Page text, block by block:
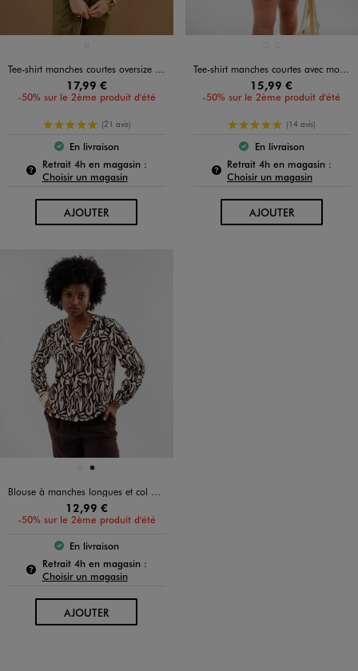
Tee-shirt manches courtes oversize en jersey épais femme
17,99 €
-50% sur le 2ème produit d'été
5/5 de moyenne
(21 avis)
Le produit est disponible :
En livraison
Retrait 4h en magasin :Pour connaître la disponibilité de ce produit :
Choisir un magasin
AJOUTERAU PANIER
Tee-shirt manches courtes avec motifs femme grande taille
15,99 €
-50% sur le 2ème produit d'été
5/5 de moyenne
(14 avis)
Le produit est
En livraison
Retrait 4h en magasin :
Choisir un magasin
AJOUTERAU PANIER
Disponible en 2 coloris
BEIGEMARRON FONCE
Blouse à manches longues et col V imprimée femme
12,99 €
-50% sur le 2ème produit d'été
Le produit est disponible :
En livraison
Retrait 4h en magasin :Pour connaître la disponibilité de ce produit :
Choisir un magasin
AJOUTERAU PANIER